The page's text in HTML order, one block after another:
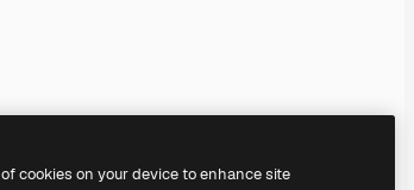
cookies on your device to enhance site